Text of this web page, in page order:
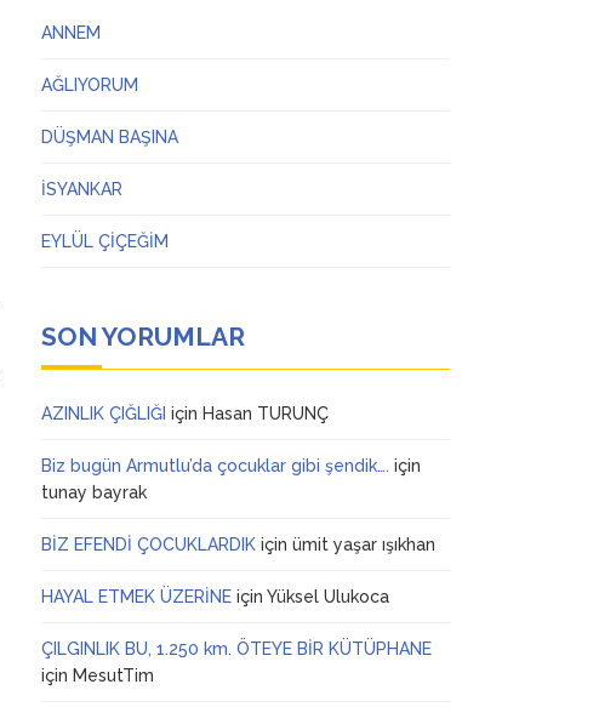
ANNEM
AĞLIYORUM
DÜŞMAN BAŞINA
İSYANKAR
EYLÜL ÇİÇEĞİM
SON YORUMLAR
AZINLIK ÇIĞLIĞI için Hasan TURUNÇ
Biz bugün Armutlu’da çocuklar gibi şendik…. için
tunay bayrak
BİZ EFENDİ ÇOCUKLARDIK içinümit yaşar ışıkhan
HAYAL ETMEK ÜZERİNE içinYüksel Ulukoca
ÇILGINLIK BU, 1.250 km. ÖTEYE BİR KÜTÜPHANE
için MesutTim